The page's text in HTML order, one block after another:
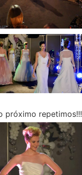
próximo repetimos!!!